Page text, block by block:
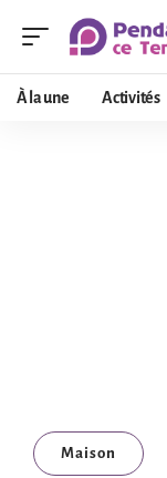
À la une Activités
Maison